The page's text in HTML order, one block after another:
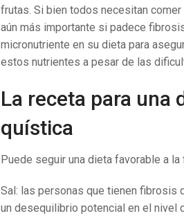
frutas. Si bien todos necesitan
aún más importante si padece
micronutriente en su dieta para
estos nutrientes a pesar de las
La receta para una
quística
Puede seguir una dieta favorable a
Sal: las personas que tienen fibrosis
un desequilibrio potencial en el nivel